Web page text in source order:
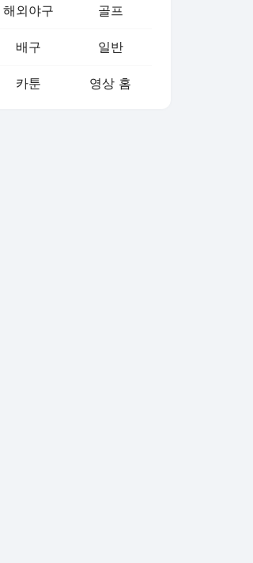
해외야구 골프
배구 일반
카툰 영상 홈